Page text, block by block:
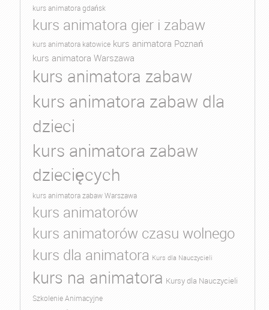
kurs animatora gdańsk
kurs animatora gier i zabaw
kurs animatora katowice kurs animatora Poznań
kurs animatora Warszawa
kurs animatora zabaw
kurs animatora zabaw dla
dzieci
kurs animatora zabaw
dziecięcych
kurs animatora zabaw Warszawa
kurs animatorów
kurs animatorów czasu wolnego
kurs dla animatora Kurs dla Nauczycieli
kurs na animatora Kursy dla Nauczycieli
Szkolenie Animacyjne